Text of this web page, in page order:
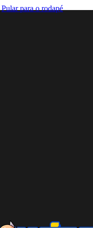
Pular para o rodapé